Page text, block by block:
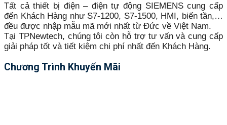
Tất cả thiết bị điện – điện tự động SIEMENS cung cấp
đến Khách Hàng như S7-1200, S7-1500, HMI, biến tần,…
đều được nhập mẫu mã mới nhất từ Đức về Việt Nam.
Tại TPNewtech, chúng tôi còn hỗ trợ tư vấn và cung cấp
giải pháp tốt và tiết kiệm chi phí nhất đến Khách Hàng.
Chương Trình Khuyến Mãi